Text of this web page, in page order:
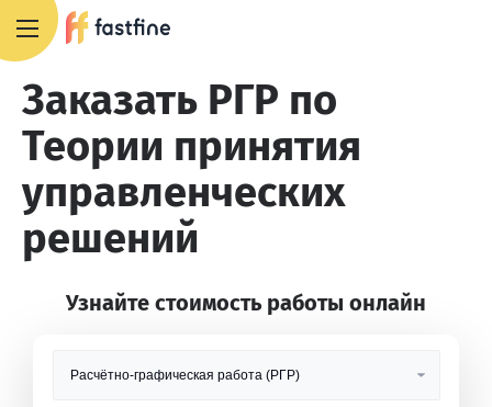
Заказать РГР по
Теории принятия
управленческих
решений
Узнайте стоимость работы онлайн